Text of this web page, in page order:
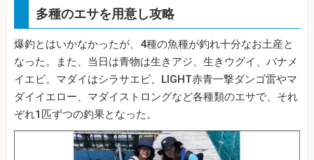
多種のエサを用意し攻略
爆釣とはいかなかったが、4種の魚種が釣れ十分なお土産と
なった。また、当日は青物は生きアジ、生きウグイ、バナメ
イエビ。マダイはシラサエビ、LIGHT赤青一撃ダンゴ雷やマ
ダイイエロー、マダイストロングなど各種類のエサで、それ
ぞれ1匹ずつの釣果となった。